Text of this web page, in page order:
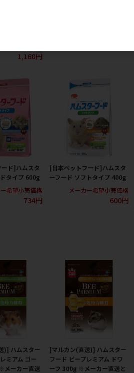
1,160円
ド]ハムスタ
タイプ 600g
希望小売価格
734円
[日本ペットフード]ハムスタ
ーフード ソフトタイプ 400g
メーカー希望小売価格
600円
)] ハムスター
ミアム ゴー
メーカー直送
[マルカン(直送)] ハムスター
フード ビープレミアム ドワ
ーフ 300g ※メーカー直送と